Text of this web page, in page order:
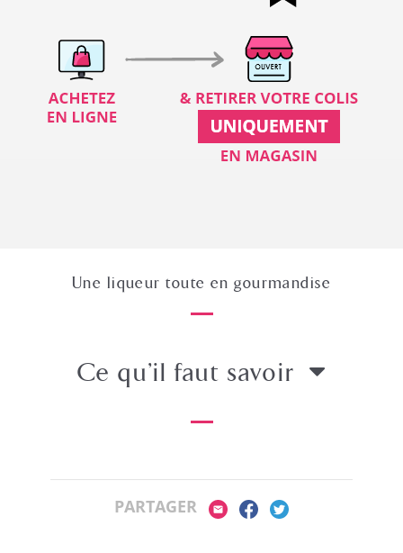
Une liqueur toute en gourmandise
Ce qu’il faut savoir
PARTAGER